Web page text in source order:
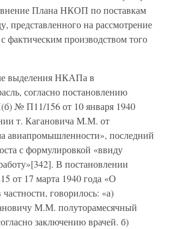
Плана НКОП по поставкам
представленного на рассмотрение
производством того
выделения НКАПа в
согласно постановлению
№ П11/156 от 10 января 1940
т. Кагановича М.М. от
авиапромышленности», последний
с формулировкой «ввиду
В постановлении
от 17 марта 1940 года «О
говорилось: «а)
М.М. полуторамесячный
заключению врачей. б)